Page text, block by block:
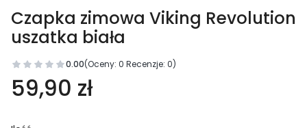
Czapka zimowa Viking Revolution
uszatka biała
0.00(Oceny: 0 Recenzje: 0)
59,90 zł